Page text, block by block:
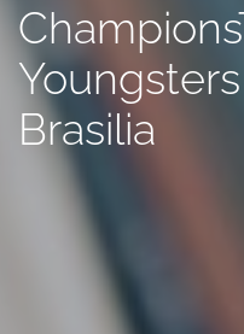
Brasilia